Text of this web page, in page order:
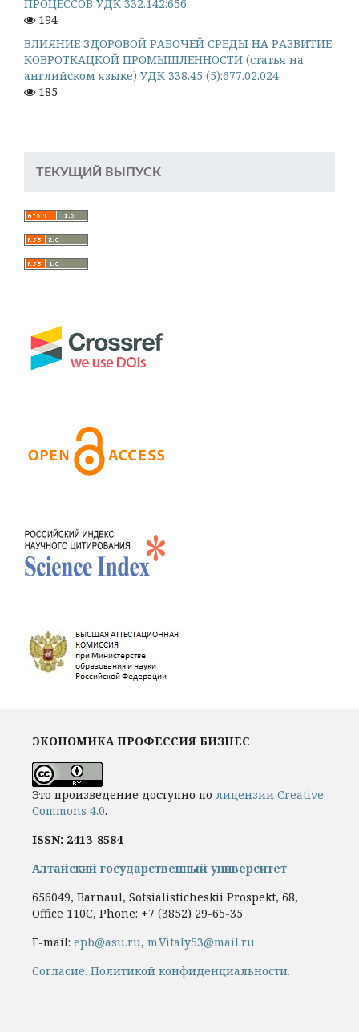
ПРОЦЕССОВ УДК 332.142:656
194
ВЛИЯНИЕ ЗДОРОВОЙ РАБОЧЕЙ СРЕДЫ НА РАЗВИТИЕ
КОВРОТКАЦКОЙ ПРОМЫШЛЕННОСТИ (статья на
английском языке) УДК 338.45 (5):677.02.024
185
ТЕКУЩИЙ ВЫПУСК
ЭКОНОМИКА ПРОФЕССИЯ БИЗНЕС
Это произведение доступно по лицензии Creative
Commons 4.0.
ISSN: 2413-8584
Алтайский государственный университет
656049, Barnaul, Sotsialisticheskii Prospekt, 68,
Office 110C, Phone: +7 (3852) 29-65-35
E-mail: epb@asu.ru, m.Vitaly53@mail.ru
Cогласие. Политикой конфиденциальности.